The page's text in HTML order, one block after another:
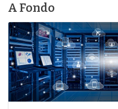
A Fondo